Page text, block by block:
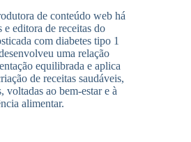
de conteúdo web há
e editora de receitas do
com diabetes tipo 1
uma relação
equilibrada e aplica
de receitas saudáveis,
voltadas ao bem-estar e à
alimentar.